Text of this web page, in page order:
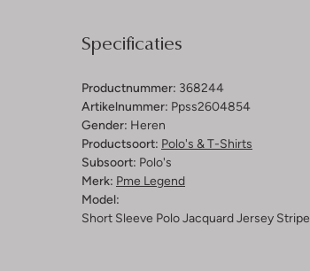
Specificaties
Productnummer: 368244
Artikelnummer: Ppss2604854
Gender: Heren
Productsoort: Polo's & T-Shirts
Subsoort: Polo's
Merk: Pme Legend
Model:
Short Sleeve Polo Jacquard Jersey Stripe